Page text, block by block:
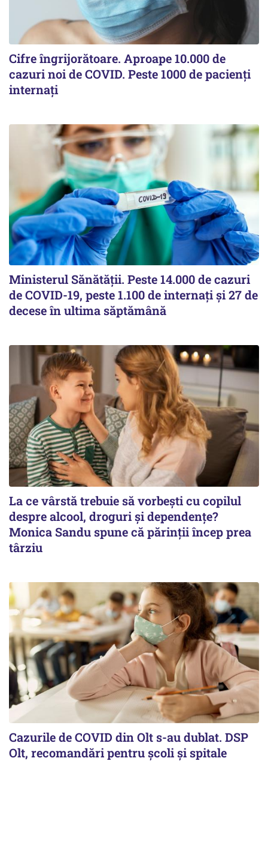
Cifre îngrijorătoare. Aproape 10.000 de
cazuri noi de COVID. Peste 1000 de pacienți
internați
Ministerul Sănătății. Peste 14.000 de cazuri
de COVID-19, peste 1.100 de internați și 27 de
decese în ultima săptămână
La ce vârstă trebuie să vorbești cu copilul
despre alcool, droguri și dependențe?
Monica Sandu spune că părinții încep prea
târziu
Cazurile de COVID din Olt s-au dublat. DSP
Olt, recomandări pentru școli și spitale